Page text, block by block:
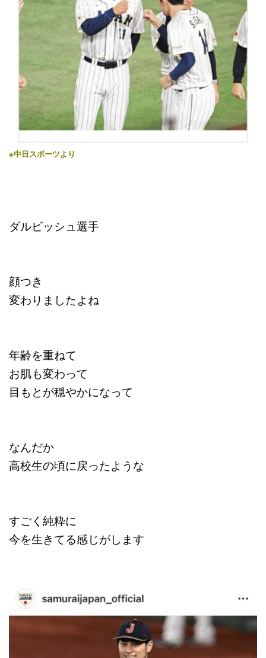
※中日スポーツより
ダルビッシュ選手
顔つき
変わりましたよね
年齢を重ねて
お肌も変わって
目もとが穏やかになって
なんだか
高校生の頃に戻ったような
すごく純粋に
今を生きてる感じがします